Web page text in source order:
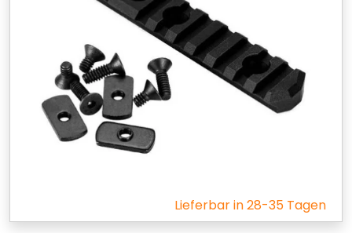
Lieferbar in 28-35 Tagen